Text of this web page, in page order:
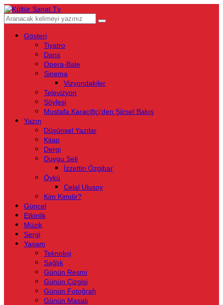
Gösteri
Tiyatro
Dans
Opera-Bale
Sinema
Vizyondakiler
Televizyon
Söyleşi
Mustafa Karaçiftçi’den Şiirsel Bakış
Yazın
Düşünsel Yazılar
Kitap
Dergi
Duygu Seli
İzzettin Özgibar
Öykü
Celal Ulusoy
Kim Kimdir?
Güncel
Etkinlik
Müzik
Sergi
Yaşam
Teknoloji
Sağlık
Günün Resmi
Günün Çizgisi
Günün Fotoğrafı
Günün Masalı